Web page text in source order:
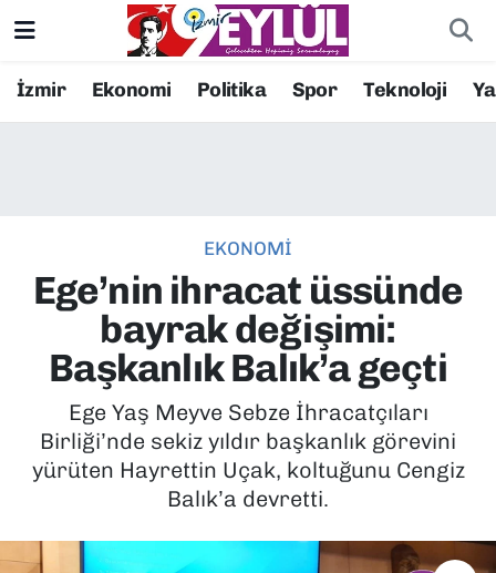
İzmir Ekonomi Politika Spor Teknoloji
EKONOMİ
Ege’nin ihracat üssünde
bayrak değişimi:
Başkanlık Balık’a geçti
Ege Yaş Meyve Sebze İhracatçıları
Birliği’nde sekiz yıldır başkanlık görevini
yürüten Hayrettin Uçak, koltuğunu Cengiz
Balık’a devretti.
Resmi İlanlar
EKONOMİ
KÜLTÜR SANAT
MAGAZİN
POLİTİKA
SAĞLIK
Konak Nöbetçi Eczaneler
Süper Lig Puan Durumu ve Fikstür
Tüm Manşetler
Son Dakika Haberleri
Haber Arşivi